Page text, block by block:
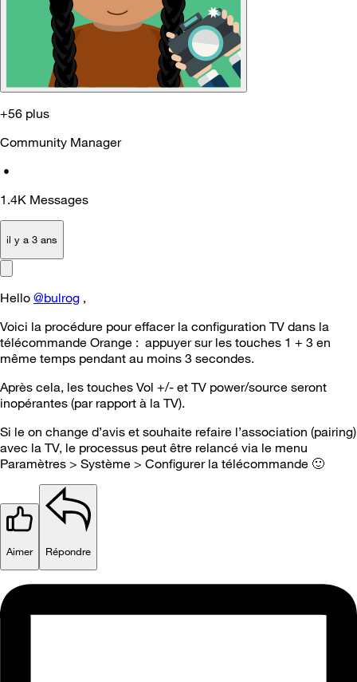
+56 plus
Community Manager
•
1.4K Messages
il y a 3 ans
Hello @bulrog ,
Voici la procédure pour effacer la configuration TV dans la
télécommande Orange : appuyer sur les touches 1 + 3 en
même temps pendant au moins 3 secondes.
Après cela, les touches Vol +/- et TV power/source seront
inopérantes (par rapport à la TV).
Si le on change d’avis et souhaite refaire l’association (pairing)
avec la TV, le processus peut être relancé via le menu
Paramètres > Système > Configurer la télécommande 🙂
Aimer Répondre